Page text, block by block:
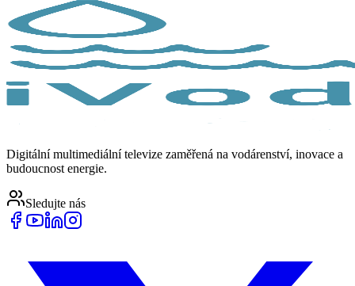
Digitální multimediální televize zaměřená na vodárenství, inovace a
budoucnost energie.
Sledujte nás